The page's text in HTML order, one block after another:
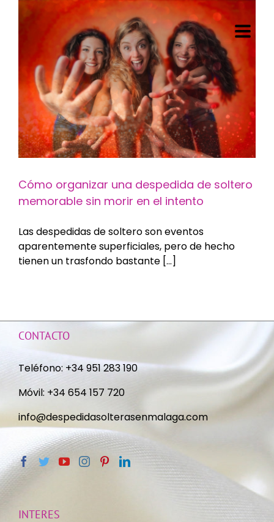
Saltar
contenido
Cómo organizar una despedida de soltero
memorable sin morir en el intento
Las despedidas de soltero son eventos
aparentemente superficiales, pero de hecho
tienen un trasfondo bastante [...]
CONTACTO
Teléfono: +34 951 283 190
Móvil: +34 654 157 720
info@despedidasolterasenmalaga.com
INTERES